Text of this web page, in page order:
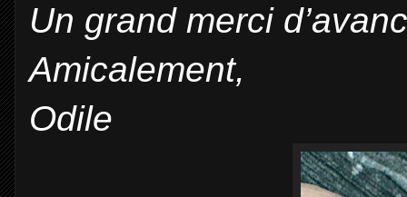
Un grand merci
Amicalement,
Odile